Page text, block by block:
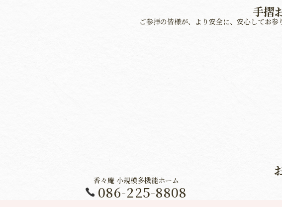
手摺
ご参拝の皆様が、より安全に、安心してお
香々庵 小規模多機能ホーム
086-225-8808